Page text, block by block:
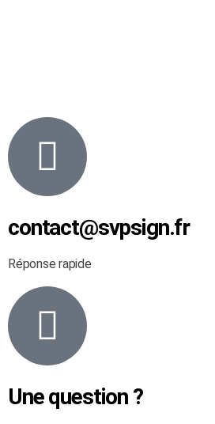
contact@svpsign.fr
Réponse rapide
Une question ?